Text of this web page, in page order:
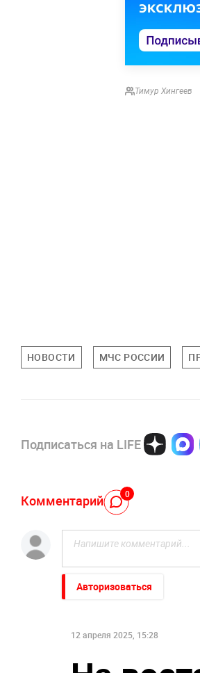
Тимур Хингеев
НОВОСТИ МЧС РОССИИ
Подписаться на LIFE
Комментарий 0
Авторизоваться
12 апреля 2025, 15:28